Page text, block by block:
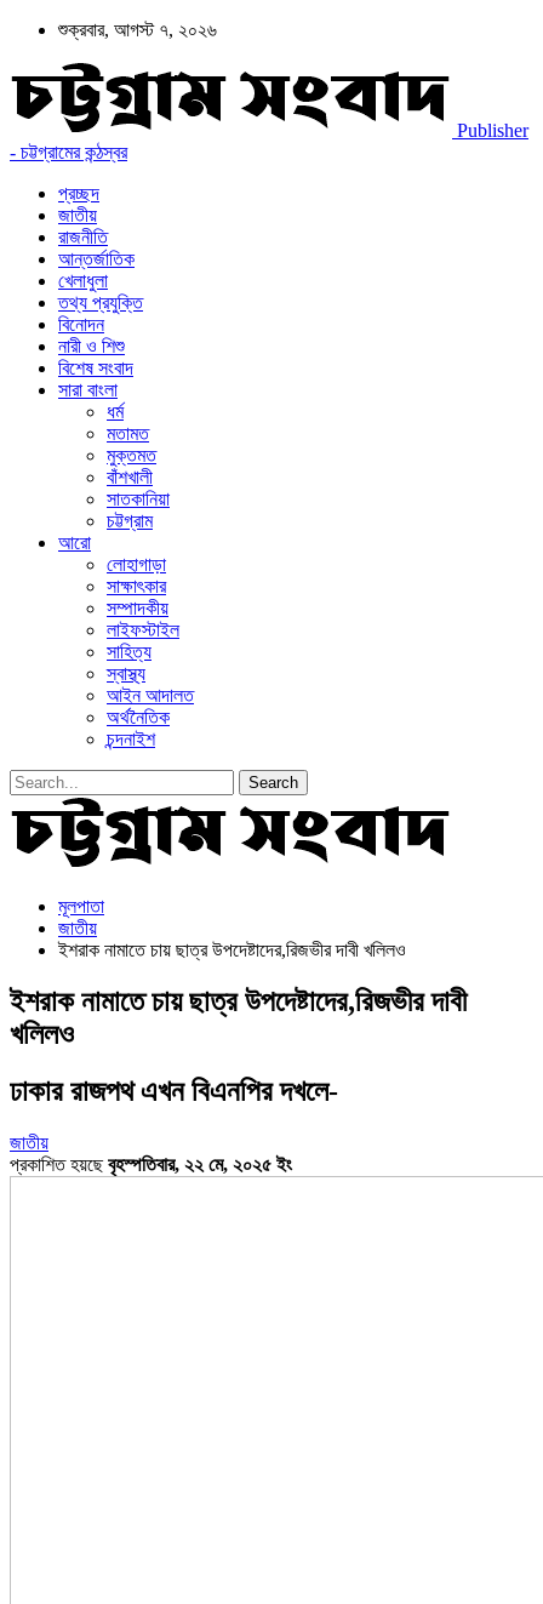
শুক্রবার, আগস্ট ৭, ২০২৬
Publisher
- চট্টগ্রামের কন্ঠস্বর
প্রচ্ছদ
জাতীয়
রাজনীতি
আন্তর্জাতিক
খেলাধুলা
তথ্য প্রযুক্তি
বিনোদন
নারী ও শিশু
বিশেষ সংবাদ
সারা বাংলা
ধর্ম
মতামত
মুক্তমত
বাঁশখালী
সাতকানিয়া
চট্টগ্রাম
আরো
লোহাগাড়া
সাক্ষাৎকার
সম্পাদকীয়
লাইফস্টাইল
সাহিত্য
স্বাস্থ্য
আইন আদালত
অর্থনৈতিক
চন্দনাইশ
মূলপাতা
জাতীয়
ইশরাক নামাতে চায় ছাত্র উপদেষ্টাদের,রিজভীর দাবী খলিলও
ইশরাক নামাতে চায় ছাত্র উপদেষ্টাদের,রিজভীর দাবী
খলিলও
ঢাকার রাজপথ এখন বিএনপির দখলে-
জাতীয়
প্রকাশিত হয়ছেবৃহস্পতিবার, ২২ মে, ২০২৫ ইং